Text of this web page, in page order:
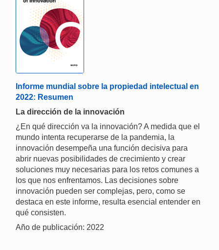
Informe mundial sobre la propiedad intelectual en
2022: Resumen
La dirección de la innovación
¿En qué dirección va la innovación? A medida que el
mundo intenta recuperarse de la pandemia, la
innovación desempeña una función decisiva para
abrir nuevas posibilidades de crecimiento y crear
soluciones muy necesarias para los retos comunes a
los que nos enfrentamos. Las decisiones sobre
innovación pueden ser complejas, pero, como se
destaca en este informe, resulta esencial entender en
qué consisten.
Año de publicación: 2022